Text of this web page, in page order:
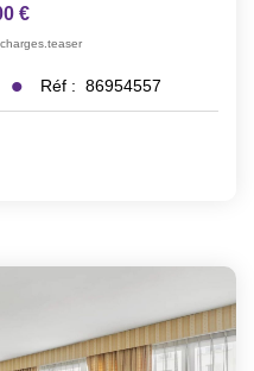
€
Réf : 86954557